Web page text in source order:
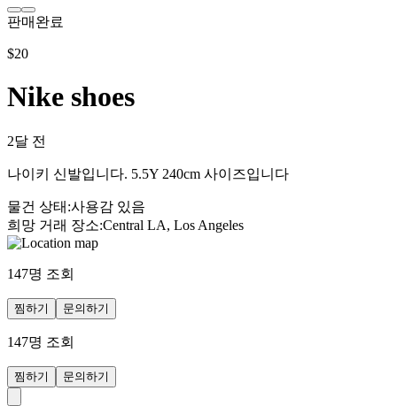
판매완료
$20
Nike shoes
2달 전
나이키 신발입니다. 5.5Y 240cm 사이즈입니다
물건 상태 :사용감 있음
희망 거래 장소:Central LA, Los Angeles
147명 조회
찜하기 문의하기
147명 조회
찜하기 문의하기